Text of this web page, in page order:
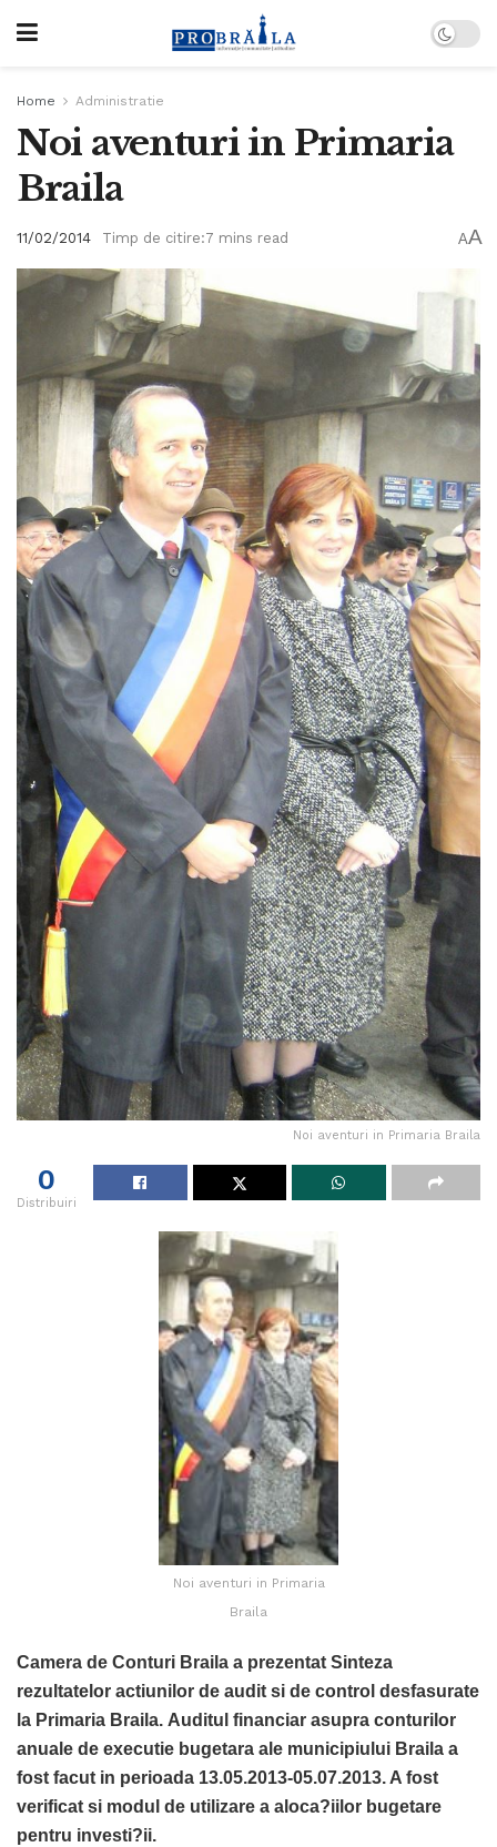
Home Administratie
Noi aventuri in Primaria
Braila
11/02/2014 Timp de citire:7 mins read AA
Noi aventuri in Primaria Braila
0
Distribuiri
Noi aventuri in Primaria
Braila
Camera de Conturi Braila a prezentat Sinteza
rezultatelor actiunilor de audit si de control desfasurate
la Primaria Braila. Auditul financiar asupra conturilor
anuale de executie bugetara ale municipiului Braila a
fost facut in perioada 13.05.2013-05.07.2013. A fost
verificat si modul de utilizare a aloca?iilor bugetare
pentru investi?ii.